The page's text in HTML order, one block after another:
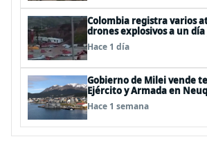
Colombia registra varios
drones explosivos a un
de De la Espriella: un
Hace 1 día
Gobierno de Milei vende
Ejército y Armada en
Hace 1 semana